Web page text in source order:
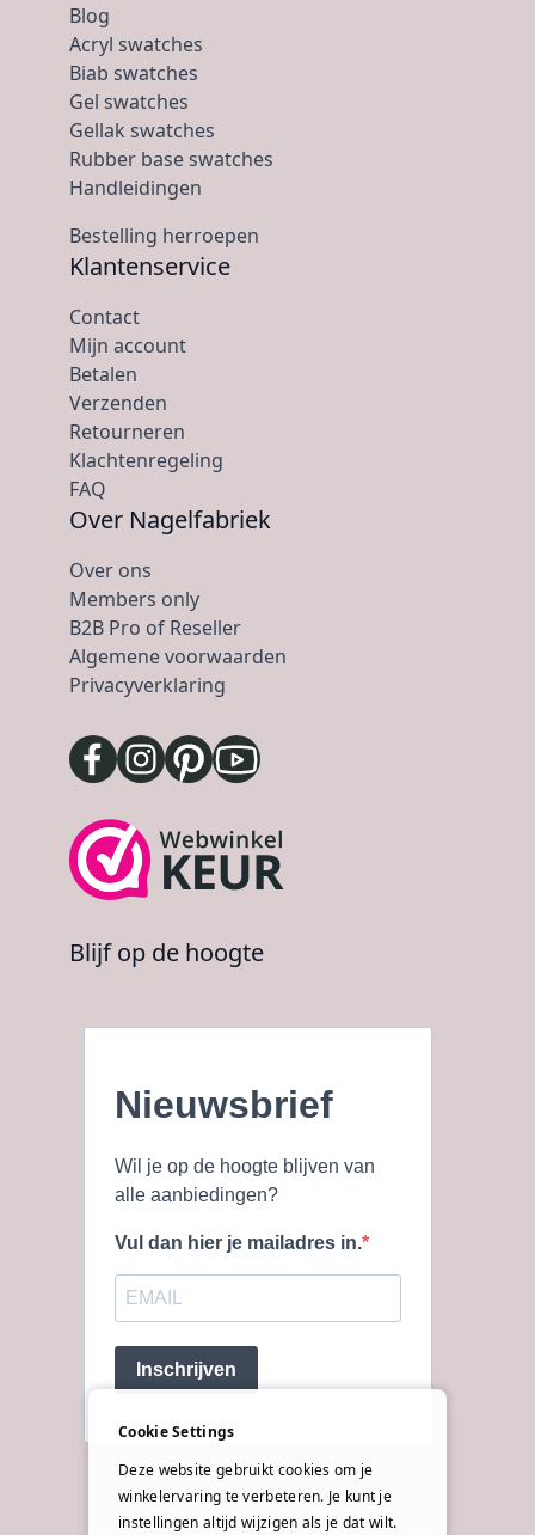
Blog
Acryl swatches
Biab swatches
Gel swatches
Gellak swatches
Rubber base swatches
Handleidingen
Bestelling herroepen
Klantenservice
Contact
Mijn account
Betalen
Verzenden
Retourneren
Klachtenregeling
FAQ
Over Nagelfabriek
Over ons
Members only
B2B Pro of Reseller
Algemene voorwaarden
Privacyverklaring
Blijf op de hoogte
Nieuwsbrief
Wil je op de hoogte blijven van
alle aanbiedingen?
Vul dan hier je mailadres in.
Inschrijven
Cookie Settings
Deze website gebruikt cookies om je
winkelervaring te verbeteren. Je kunt je
instellingen altijd wijzigen als je dat wilt.